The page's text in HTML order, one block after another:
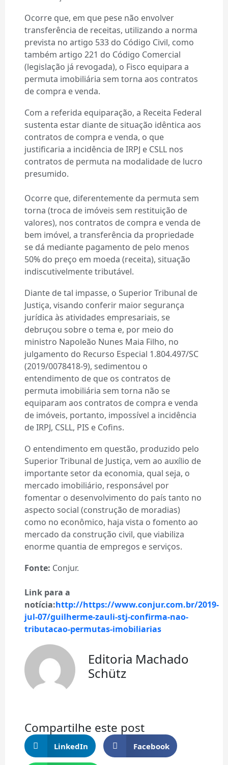
Ocorre que, em que pese não envolver
transferência de receitas, utilizando a norma
prevista no artigo 533 do Código Civil, como
também artigo 221 do Código Comercial
(legislação já revogada), o Fisco equipara a
permuta imobiliária sem torna aos contratos
de compra e venda.
Com a referida equiparação, a Receita Federal
sustenta estar diante de situação idêntica aos
contratos de compra e venda, o que
justificaria a incidência de IRPJ e CSLL nos
contratos de permuta na modalidade de lucro
presumido.
Ocorre que, diferentemente da permuta sem
torna (troca de imóveis sem restituição de
valores), nos contratos de compra e venda de
bem imóvel, a transferência da propriedade
se dá mediante pagamento de pelo menos
50% do preço em moeda (receita), situação
indiscutivelmente tributável.
Diante de tal impasse, o Superior Tribunal de
Justiça, visando conferir maior segurança
jurídica às atividades empresariais, se
debruçou sobre o tema e, por meio do
ministro Napoleão Nunes Maia Filho, no
julgamento do Recurso Especial 1.804.497/SC
(2019/0078418-9), sedimentou o
entendimento de que os contratos de
permuta imobiliária sem torna não se
equiparam aos contratos de compra e venda
de imóveis, portanto, impossível a incidência
de IRPJ, CSLL, PIS e Cofins.
O entendimento em questão, produzido pelo
Superior Tribunal de Justiça, vem ao auxílio de
importante setor da economia, qual seja, o
mercado imobiliário, responsável por
fomentar o desenvolvimento do país tanto no
aspecto social (construção de moradias)
como no econômico, haja vista o fomento ao
mercado da construção civil, que viabiliza
enorme quantia de empregos e serviços.
Fonte: Conjur.
Link para a
notícia:http://https://www.conjur.com.br/2019-
jul-07/guilherme-zauli-stj-confirma-nao-
tributacao-permutas-imobiliarias
Editoria Machado
Schütz
Compartilhe este post
LinkedIn Facebook